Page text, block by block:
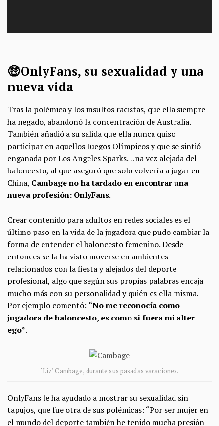
🤑 OnlyFans, su sexualidad y una
nueva vida
Tras la polémica y los insultos racistas, que ella siempre
ha negado, abandonó la concentración de Australia.
También añadió a su salida que ella nunca quiso
participar en aquellos Juegos Olímpicos y que se sintió
engañada por Los Angeles Sparks. Una vez alejada del
baloncesto, al que aseguró que solo volvería a jugar en
China, Cambage no ha tardado en encontrar una
nueva profesión: OnlyFans.
Crear contenido para adultos en redes sociales es el
último paso en la vida de la jugadora que pudo cambiar la
forma de entender el baloncesto femenino. Desde
entonces se la ha visto moverse en ambientes
relacionados con la fiesta y alejados del deporte
profesional, algo que según sus propias palabras encaja
mucho más con su personalidad y quién es ella misma.
Por ejemplo comentó: “No me reconocía como
jugadora de baloncesto, es como si fuera mi alter
ego”.
‘Liz’ Cambage, durante sus pasadas vacaciones.
OnlyFans le ha ayudado a mostrar su sexualidad sin
tapujos, que fue otra de sus polémicas: “Por ser mujer en
el mundo del deporte también he tenido mucha presión